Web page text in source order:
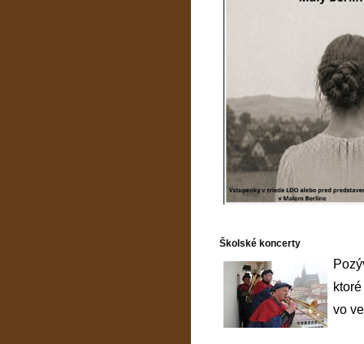
Školské koncerty
vo